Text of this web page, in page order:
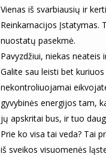
Vienas iš svarbiausių ir
Reinkarnacijos Įstatymas.
nuostatų pasekmė.
Pavyzdžiui, niekas
Galite sau leisti bet
nekontroliuojamai
gyvybinės energijos tam,
jų apskritai bus, ir tuo
Prie ko visa tai veda? Tai
iš sveikos visuomenės